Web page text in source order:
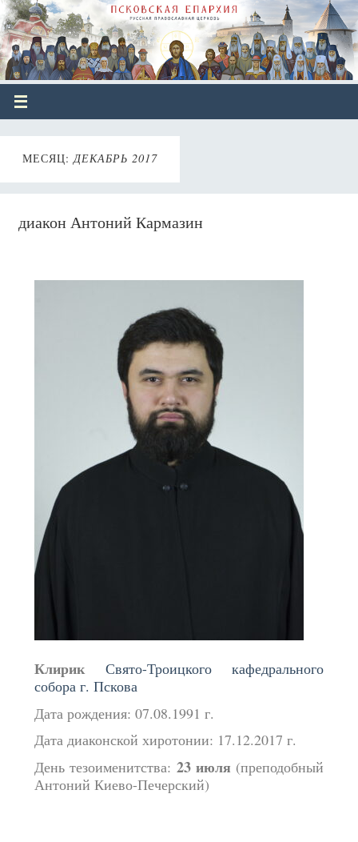
МЕСЯЦ:ДЕКАБРЬ 2017
диакон Антоний Кармазин
Клирик
Свято-Троицкого кафедрального
собора г. Пскова
Дата рождения: 07.08.1991 г.
Дата диаконской хиротонии: 17.12.2017 г.
День тезоименитства: 23 июля (преподобный
Антоний Киево-Печерский)